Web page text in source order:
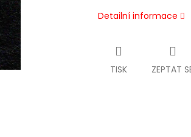
Detailní informace
TISK ZEPTAT